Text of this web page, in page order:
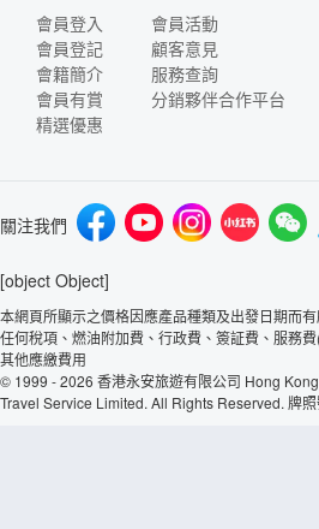
會員登入
會員登記
會籍簡介
會員有賞
精選優惠
會員活動
顧客意見
服務查詢
分銷夥伴合作平台
關注我們
[object Object]
本網頁所顯示之價格因應產品種類及出發日期而
任何稅項、燃油附加費、行政費、簽証費、服務
其他應繳費用
© 1999 - 2026 香港永安旅遊有限公司 Hong
Travel Service Limited. All Rights Reserved. 牌